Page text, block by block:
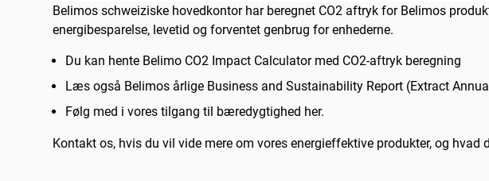
Belimos schweiziske hovedkontor har beregnet CO2 aftryk for Belimos
energibesparelse, levetid og forventet genbrug for enhederne.
Du kan hente Belimo CO2 Impact Calculator med CO2-aftryk beregning
Læs også Belimos årlige Business and Sustainability Report (Extract
Følg med i vores tilgang til bæredygtighed her.
Kontakt os, hvis du vil vide mere om vores energieffektive produkter, og